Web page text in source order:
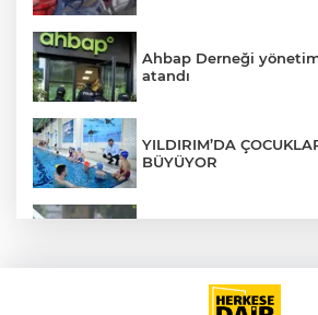
Ahbap Derneği
atandı
YILDIRIM’DA
BÜYÜYOR